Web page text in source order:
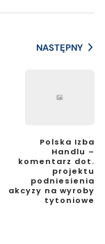
NASTĘPNY
Polska Izba
Handlu –
komentarz dot.
projektu
podniesienia
akcyzy na wyroby
tytoniowe